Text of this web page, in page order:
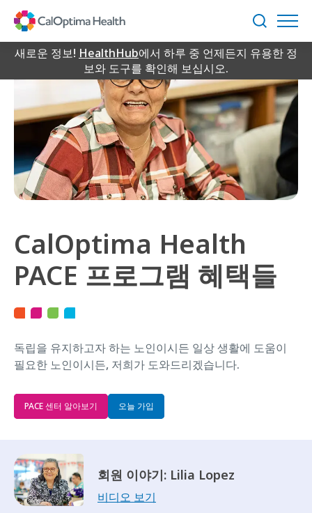
Content
검
색
새로운 정보! HealthHub에서 하루 중 언제든지 유용한 정
보와 도구를 확인해 보십시오.
CalOptima Health
PACE 프로그램 혜택들
독립을 유지하고자 하는 노인이시든 일상 생활에 도움이
필요한 노인이시든, 저희가 도와드리겠습니다.
PACE 센터 알아보기 ‌오늘 가입
회원 이야기: Lilia Lopez
비디오 보기